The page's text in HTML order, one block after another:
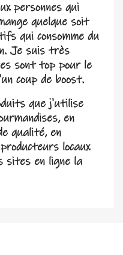
personnes qui
quelque soit
qui consomme du
Je suis très
sont top pour le
coup de boost.
que j'utilise
en
qualité, en
locaux
sites en ligne la